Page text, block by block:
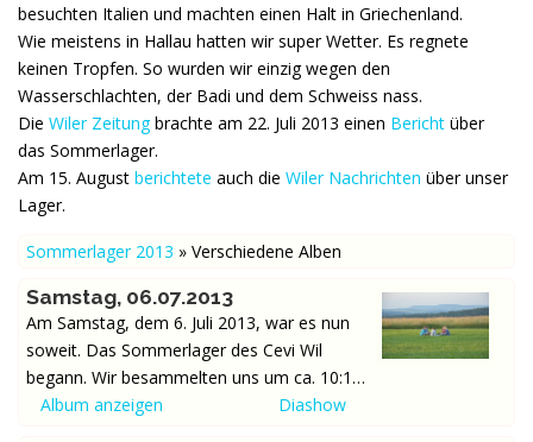
besuchten Italien und machten einen Halt in Griechenland.
Wie meistens in Hallau hatten wir super Wetter. Es regnete
keinen Tropfen. So wurden wir einzig wegen den
Wasserschlachten, der Badi und dem Schweiss nass.
Die Wiler Zeitungbrachte am 22. Juli 2013 einen Bericht über
das Sommerlager.
Am 15. August berichtete auch die Wiler Nachrichten über unser
Lager.
Sommerlager 2013 » Verschiedene Alben
Samstag, 06.07.2013
Am Samstag, dem 6. Juli 2013, war es nun
soweit. Das Sommerlager des Cevi Wil
begann. Wir besammelten uns um ca. 10:15
bei der Kreuzkirche Wil. Nachdem das
Album anzeigen Diashow